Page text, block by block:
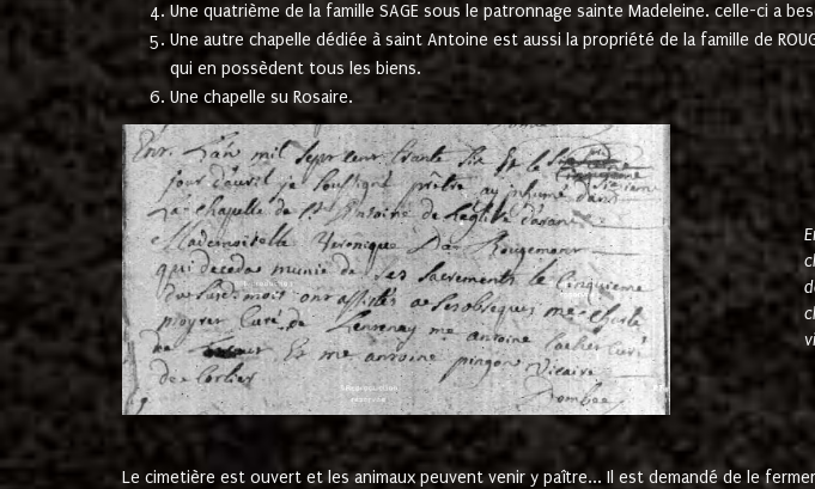
Une quatrième de la famille SAGE sous le patronnage sainte Madeleine. celle-ci a
Une autre chapelle dédiée à saint Antoine est aussi la propriété de la famille de
qui en possèdent tous les biens.
Une chapelle su Rosaire.
Le cimetière est ouvert et les animaux peuvent venir y paître... Il est demandé de le